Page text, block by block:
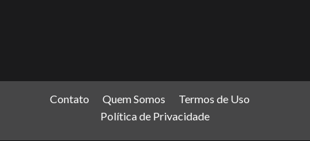
Contato Quem Somos
Termos de Uso
Política de Privacidade